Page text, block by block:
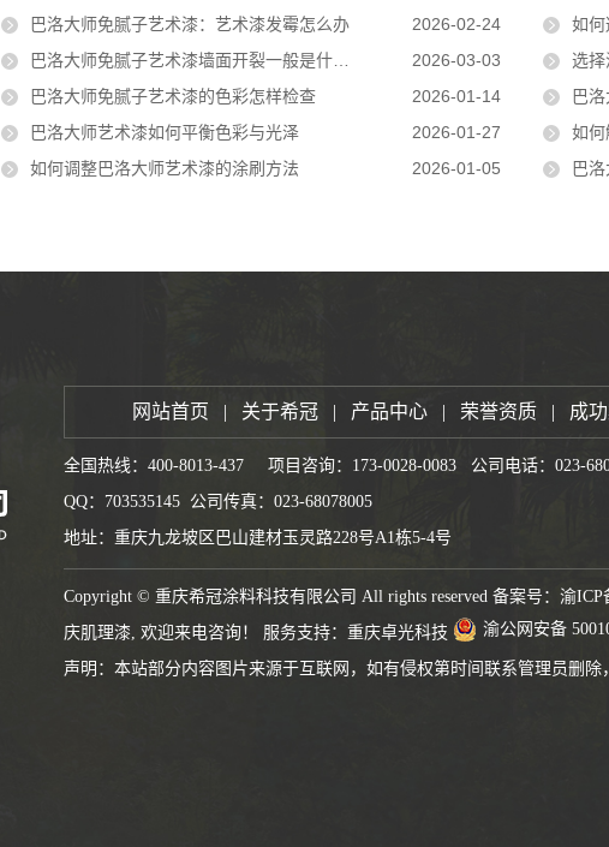
巴洛大师免腻子艺术漆：艺术漆发霉怎么办 2026-02-24 如何
巴洛大师免腻子艺术漆墙面开裂一般是什么原因
2026-03-03 选择
巴洛大师免腻子艺术漆的色彩怎样检查
2026-01-14 巴
巴洛大师艺术漆如何平衡色彩与光泽
2026-01-27 如何
如何调整巴洛大师艺术漆的涂刷方法
2026-01-05 巴
网站首页 | 关于希冠 | 产品中心 | 荣誉资质 | 成
全国热线：400-8013-437 项目咨询：173-0028-0083 公司电话：023-
QQ：703535145 公司传真：023-68078005
地址：重庆九龙坡区巴山建材玉灵路228号A1栋5-4号
Copyright © 重庆希冠涂料科技有限公司 All rights reserved 备案号： 渝ICP
庆肌理漆 , 欢迎来电咨询！ 服务支持： 重庆卓光科技 渝公网安备
声明：本站部分内容图片来源于互联网，如有侵权第时间联系管理员删除